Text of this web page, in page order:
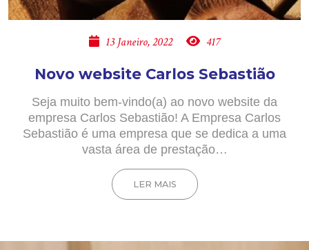
13 Janeiro, 2022 417
Novo website Carlos Sebastião
Seja muito bem-vindo(a) ao novo website da
empresa Carlos Sebastião! A Empresa Carlos
Sebastião é uma empresa que se dedica a uma
vasta área de prestação…
LER MAIS